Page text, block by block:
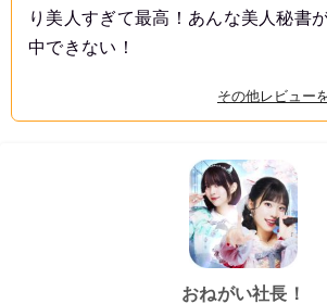
り美人すぎて最高！あんな美人秘書
中できない！
その他レビュー
おねがい社長！